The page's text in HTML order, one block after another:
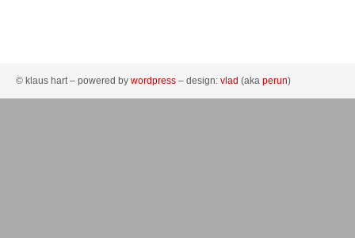
© klaus hart – powered by wordpress – design: vlad (aka perun)